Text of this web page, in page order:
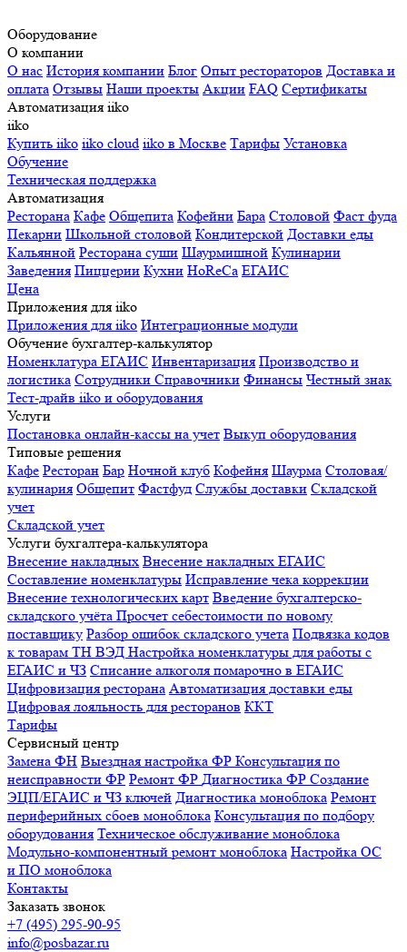
Оборудование
О компании
О нас История компании Блог Опыт рестораторов Доставка и
оплата Отзывы Наши проекты Акции FAQ Сертификаты
Автоматизация iiko
iiko
Купить iiko iiko cloud iiko в Москве Тарифы Установка
Обучение
Техническая поддержка
Автоматизация
Ресторана Кафе Общепита Кофейни Бара Столовой Фаст фуда
Пекарни Школьной столовой Кондитерской Доставки еды
Кальянной Ресторана суши Шаурмишной Кулинарии
Заведения Пиццерии Кухни HoReCa ЕГАИС
Цена
Приложения для iiko
Приложения для iiko Интеграционные модули
Обучение бухгалтер-калькулятор
Номенклатура ЕГАИС Инвентаризация Производство и
логистика Сотрудники Справочники Финансы Честный знак
Тест-драйв iiko и оборудования
Услуги
Постановка онлайн-кассы на учет Выкуп оборудования
Типовые решения
Кафе Ресторан Бар Ночной клуб Кофейня Шаурма Столовая/
кулинария Общепит Фастфуд Службы доставки Складской
учет
Складской учет
Услуги бухгалтера-калькулятора
Внесение накладных Внесение накладных ЕГАИС
Составление номенклатуры Исправление чека коррекции
Внесение технологических карт Введение бухгалтерско-
складского учёта Просчет себестоимости по новому
поставщику Разбор ошибок складского учета Подвязка кодов
к товарам ТН ВЭД Настройка номенклатуры для работы с
ЕГАИС и ЧЗ Списание алкоголя помарочно в ЕГАИС
Цифровизация ресторана Автоматизация доставки еды
Цифровая лояльность для ресторанов ККТ
Тарифы
Сервисный центр
Замена ФН Выездная настройка ФР Консультация по
неисправности ФР Ремонт ФР Диагностика ФР Создание
ЭЦП/ЕГАИС и ЧЗ ключей Диагностика моноблока Ремонт
периферийных сбоев моноблока Консультация по подбору
оборудования Техническое обслуживание моноблока
Модульно-компонентный ремонт моноблока Настройка ОС
и ПО моноблока
Контакты
Заказать звонок
+7 (495) 295-90-95
info@posbazar.ru